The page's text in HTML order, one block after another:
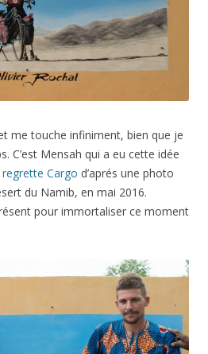
me touche infiniment, bien que je
C’est Mensah qui a eu cette idée
Cargo d’aprés une photo
du Namib, en mai 2016.
pour immortaliser ce moment